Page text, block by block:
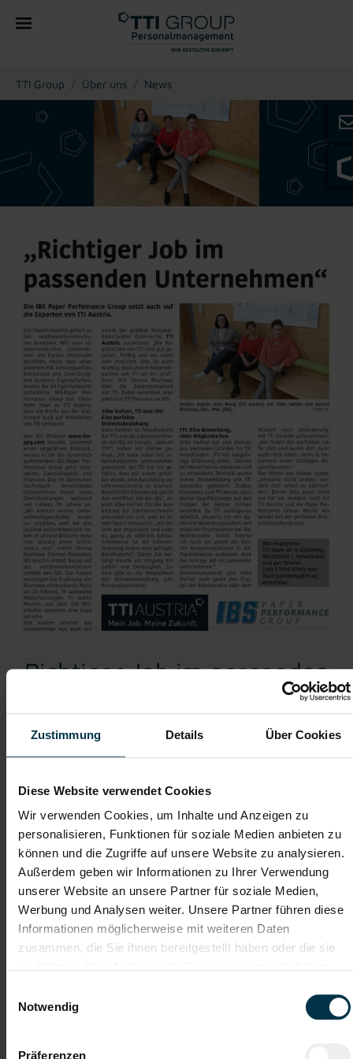
Zustimmung Details Über Cookies
Diese Website verwendet Cookies
Wir verwenden Cookies, um Inhalte und Anzeigen zu
personalisieren, Funktionen für soziale Medien anbieten zu
können und die Zugriffe auf unsere Website zu analysieren.
Außerdem geben wir Informationen zu Ihrer Verwendung
unserer Website an unsere Partner für soziale Medien,
Werbung und Analysen weiter. Unsere Partner führen diese
Informationen möglicherweise mit weiteren Daten
zusammen, die Sie ihnen bereitgestellt haben oder die sie
Notwendig
Präferenzen
You are here:
TTI Group Über uns News
Richtiger Job im passenden
Die Papierindustrie gehört zu den
wettbewerbsintensivsten Branchen.
Will man als österreichisches
Unternehmen am harten Weltmarkt
bestehen, muss man unter
anderem mit Servicequalität,
Kompetenz und Zuverlässigkeit
punkten. Eigenschaften, welche die
im Familienbesitz befindliche IBS-
Umso mehr freut es TTI Austria,
dass die Profis aus der Steiermark
auch auf Mitarbeiter:innen von TTI